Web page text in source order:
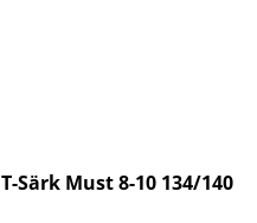
%
T-Särk Must 8-10 134/140